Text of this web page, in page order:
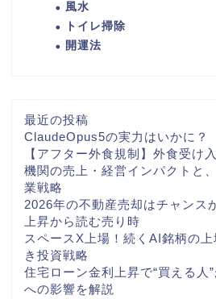
風水
トイレ掃除
開運法
最近の投稿
ClaudeOpus5の実力はいかに？
【アフター外食規制】外食受け
機関の売上・経営インパクトと
業戦略
2026年の不動産売却はチャンス
上昇から読む売り時
スペースX上場！続くAI銘柄の
き投資戦略
住宅ローン金利上昇で“買える人
への影響を解説